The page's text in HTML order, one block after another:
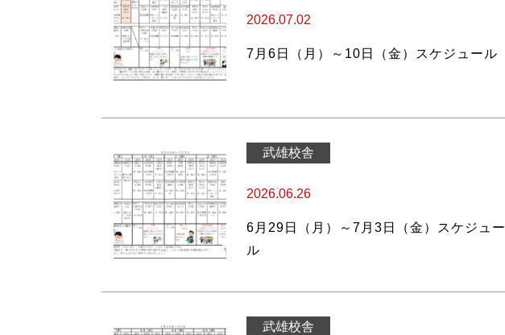
2026.07.02
7月6日（月）～10日（金）スケジュール
武雄校舎
2026.06.26
6月29日（月）～7月3日（金）スケジュー
ル
武雄校舎